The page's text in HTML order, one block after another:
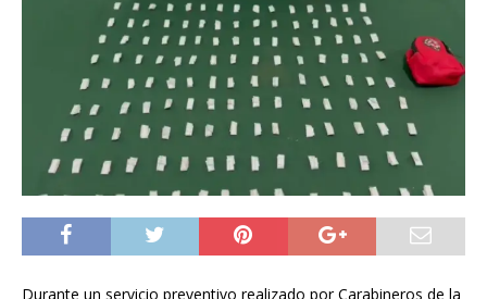
Durante un servicio preventivo realizado por Carabineros de la